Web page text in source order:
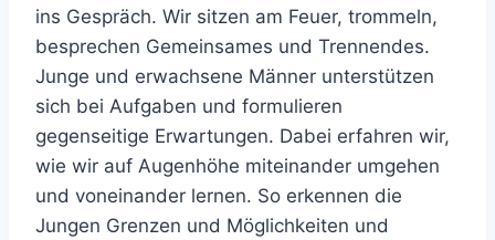
ins Gespräch. Wir sitzen am Feuer, trommeln,
besprechen Gemeinsames und Trennendes.
Junge und erwachsene Männer unterstützen
sich bei Aufgaben und formulieren
gegenseitige Erwartungen. Dabei erfahren wir,
wie wir auf Augenhöhe miteinander umgehen
und voneinander lernen. So erkennen die
Jungen Grenzen und Möglichkeiten und